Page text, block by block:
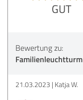
GUT
Bewertung zu:
Familienleuchtturm
21.03.2023 Katja W.